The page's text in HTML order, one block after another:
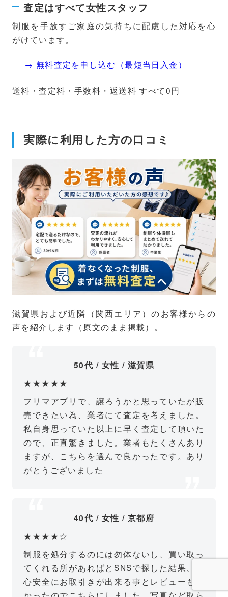
査定はすべて女性スタッフ
制服を手放すご家庭の気持ちに配慮した対応を心
がけています。
→ 無料査定を申し込む（最短当日入金）
送料・査定料・手数料・返送料 すべて0円
実際に利用した方の口コミ
滋賀県および近隣（関西エリア）のお客様からの
声を紹介します（原文のまま掲載）。
50代 / 女性 / 滋賀県
★★★★★
フリマアプリで、譲ろうかと思っていたが販
売できたい為、業者にて査定を考えました。
私自身思っていた以上に早く査定して頂いた
ので、正直驚きました。業者もたくさんあり
ますが、こちらを選んで良かったです。あり
がとうございました
40代 / 女性 / 京都府
★★★★☆
制服を処分するのには勿体ないし、買い取っ
てくれる所があればとSNSで探した結果、安
心安全にお取引きが出来る事とレビューも良
かったのでこちらにしました。写真など取ら